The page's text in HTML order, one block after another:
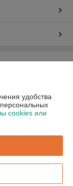
удобства
cookies или